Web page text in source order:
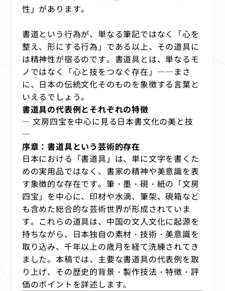
性」があります。
書道という行為が、単なる筆記ではなく「心を
整え、形にする行為」である以上、その道具に
は精神性が宿るのです。書道具とは、単なるモ
ノではなく「心と技をつなぐ存在」――まさ
に、日本の伝統文化そのものを象徴する言葉と
いえるでしょう。
書道具の代表例とそれぞれの特徴
― 文房四宝を中心に見る日本書文化の美と技
―
序章：書道具という芸術的存在
日本における「書道具」は、単に文字を書くた
めの実用品ではなく、書家の精神や美意識を表
す象徴的な存在です。筆・墨・硯・紙の「文房
四宝」を中心に、印材や水滴、筆架、硯箱など
も含めた総合的な芸術世界が形成されていま
す。これらの道具は、中国の文人文化に起源を
持ちながら、日本独自の素材・技術・美意識を
取り込み、千年以上の歳月を経て洗練されてき
ました。本稿では、主要な書道具の代表例を取
り上げ、その歴史的背景・製作技法・特徴・評
価のポイントを詳述します。